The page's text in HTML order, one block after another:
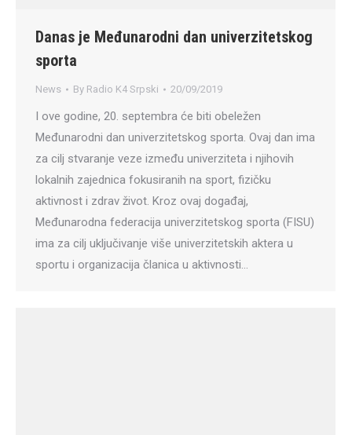
Danas je Međunarodni dan univerzitetskog
sporta
News By Radio K4 Srpski 20/09/2019
I ove godine, 20. septembra će biti obeležen
Međunarodni dan univerzitetskog sporta. Ovaj dan ima
za cilj stvaranje veze između univerziteta i njihovih
lokalnih zajednica fokusiranih na sport, fizičku
aktivnost i zdrav život. Kroz ovaj događaj,
Međunarodna federacija univerzitetskog sporta (FISU)
ima za cilj uključivanje više univerzitetskih aktera u
sportu i organizacija članica u aktivnosti…